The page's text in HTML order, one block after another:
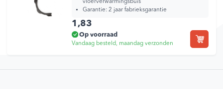
vloerverwarmingsbuis
Garantie: 2 jaar fabrieksgarantie
1,83
Op voorraad
Vandaag besteld, maandag verzonden